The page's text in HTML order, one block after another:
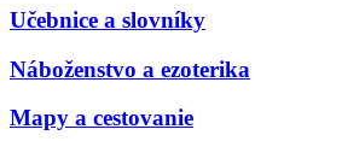
Učebnice a slovníky
Náboženstvo a ezoterika
Mapy a cestovanie